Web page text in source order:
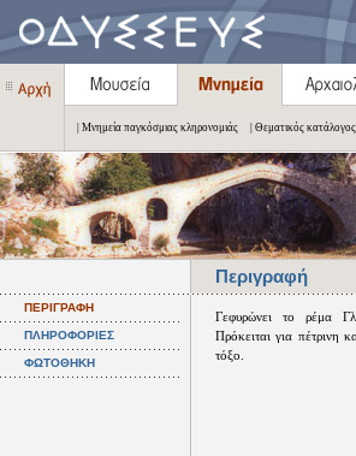
| Μνημεία παγκόσμιας κληρονομιάς | Θεματικός κατάλογος
Περιγραφή
ΠΕΡΙΓΡΑΦΗ
ΠΛΗΡΟΦΟΡΙΕΣ
ΦΩΤΟΘΗΚΗ
Γεφυρώνει το ρέμα
Πρόκειται για πέτρινη
τόξο.